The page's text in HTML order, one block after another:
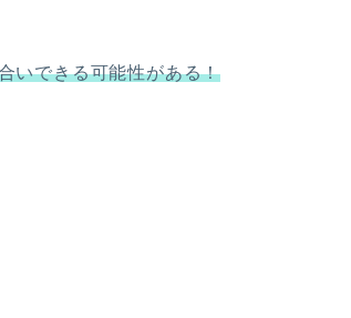
いできる可能性がある！